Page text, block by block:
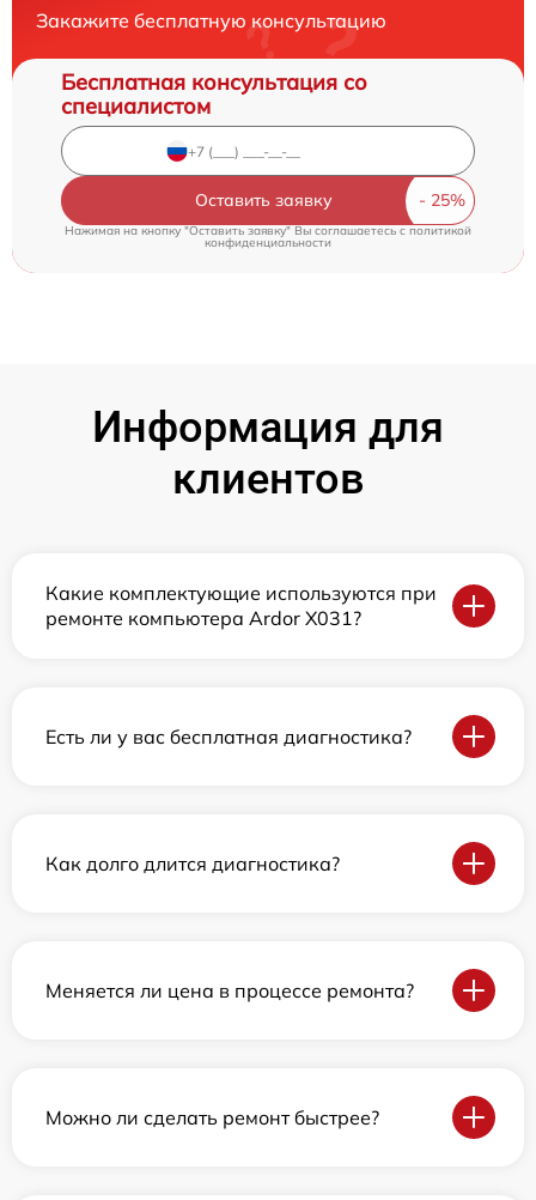
Закажите бесплатную консультацию
Бесплатная консультация со
специалистом
Оставить заявку
Нажимая на кнопку "Оставить заявку" Вы соглашаетесь cполитикой
конфиденциальности
Информация для
клиентов
Какие комплектующие используются при
ремонте компьютера Ardor X031?
Есть ли у вас бесплатная диагностика?
Как долго длится диагностика?
Меняется ли цена в процессе ремонта?
Можно ли сделать ремонт быстрее?